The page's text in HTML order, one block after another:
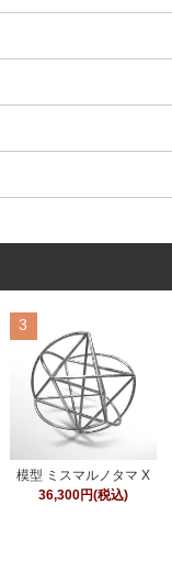
3
模型 ミスマルノタマ X
36,300円(税込)